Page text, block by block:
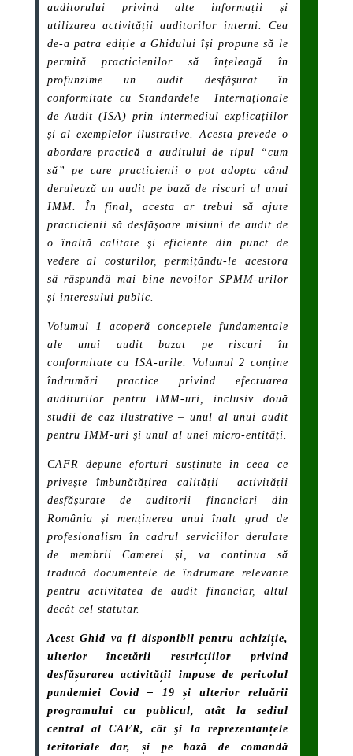
auditorului privind alte informații și
utilizarea activității auditorilor interni. Cea
de-a patra ediție a Ghidului își propune să le
permită practicienilor să înțeleagă în
profunzime un audit desfășurat în
conformitate cu Standardele Internaționale
de Audit (ISA) prin intermediul explicațiilor
și al exemplelor ilustrative. Acesta prevede o
abordare practică a auditului de tipul “cum
să” pe care practicienii o pot adopta când
derulează un audit pe bază de riscuri al unui
IMM. În final, acesta ar trebui să ajute
practicienii să desfășoare misiuni de audit de
o înaltă calitate și eficiente din punct de
vedere al costurilor, permițându-le acestora
să răspundă mai bine nevoilor SPMM-urilor
și interesului public.
Volumul 1 acoperă conceptele fundamentale
ale unui audit bazat pe riscuri în
conformitate cu ISA-urile. Volumul 2 conține
îndrumări practice privind efectuarea
auditurilor pentru IMM-uri, inclusiv două
studii de caz ilustrative – unul al unui audit
pentru IMM-uri și unul al unei micro-entități.
CAFR depune eforturi susținute în ceea ce
privește îmbunătățirea calității activității
desfășurate de auditorii financiari din
România și menținerea unui înalt grad de
profesionalism în cadrul serviciilor derulate
de membrii Camerei și, va continua să
traducă documentele de îndrumare relevante
pentru activitatea de audit financiar, altul
decât cel statutar.
Acest Ghid va fi disponibil pentru achiziție,
ulterior încetării restricțiilor privind
desfășurarea activității impuse de pericolul
pandemiei Covid – 19 și ulterior reluării
programului cu publicul, atât la sediul
central al CAFR, cât şi la reprezentanțele
teritoriale dar, și pe bază de comandă